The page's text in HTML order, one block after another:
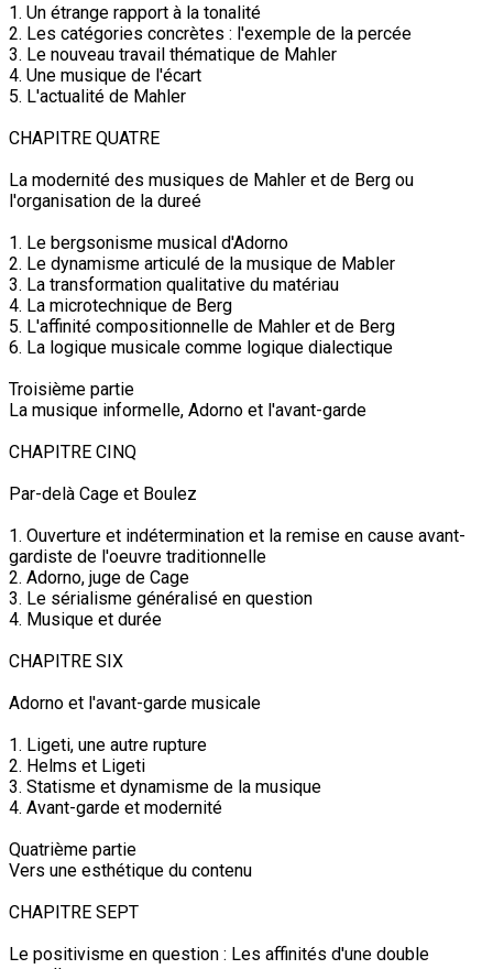
1. Un étrange rapport à la tonalité
2. Les catégories concrètes : l'exemple de la percée
3. Le nouveau travail thématique de Mahler
4. Une musique de l'écart
5. L'actualité de Mahler
CHAPITRE QUATRE
La modernité des musiques de Mahler et de Berg ou
l'organisation de la dureé
1. Le bergsonisme musical d'Adorno
2. Le dynamisme articulé de la musique de Mabler
3. La transformation qualitative du matériau
4. La microtechnique de Berg
5. L'affinité compositionnelle de Mahler et de Berg
6. La logique musicale comme logique dialectique
Troisième partie
La musique informelle, Adorno et l'avant-garde
CHAPITRE CINQ
Par-delà Cage et Boulez
1. Ouverture et indétermination et la remise en cause avant-
gardiste de l'oeuvre traditionnelle
2. Adorno, juge de Cage
3. Le sérialisme généralisé en question
4. Musique et durée
CHAPITRE SIX
Adorno et l'avant-garde musicale
1. Ligeti, une autre rupture
2. Helms et Ligeti
3. Statisme et dynamisme de la musique
4. Avant-garde et modernité
Quatrième partie
Vers une esthétique du contenu
CHAPITRE SEPT
Le positivisme en question : Les affinités d'une double